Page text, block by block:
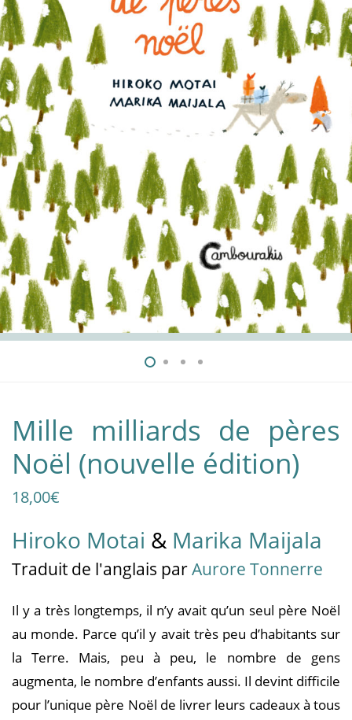
Mille milliards de pères
Noël (nouvelle édition)
18,00€
Hiroko Motai & Marika Maijala
Traduit de l'anglais parAurore Tonnerre
Il y a très longtemps, il n’y avait qu’un seul père Noël
au monde. Parce qu’il y avait très peu d’habitants sur
la Terre. Mais, peu à peu, le nombre de gens
augmenta, le nombre d’enfants aussi. Il devint difficile
pour l’unique père Noël de livrer leurs cadeaux à tous